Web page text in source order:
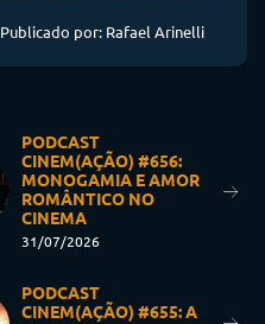
Publicado por: Rafael Arinelli
PODCAST
CINEM(AÇÃO) #656:
MONOGAMIA E AMOR
ROMÂNTICO NO
CINEMA
31/07/2026
PODCAST
CINEM(AÇÃO) #655: A